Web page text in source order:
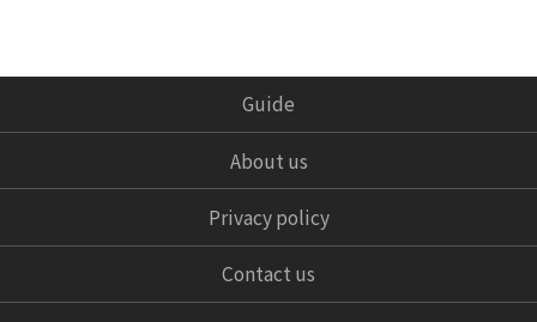
Guide
About us
Privacy policy
Contact us